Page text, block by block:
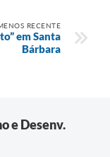
RECENTE
em Santa
Bárbara
e Desenv.